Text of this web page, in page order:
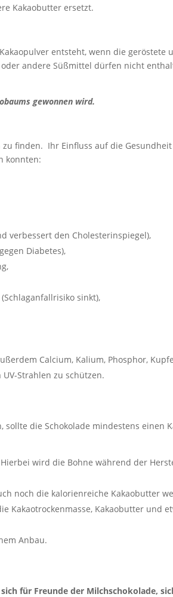
Kakaobutter ersetzt.
entsteht, wenn die geröstete
andere Süßmittel dürfen nicht
gewonnen wird.
finden. Ihr Einfluss auf die
konnten:
verbessert den Cholesterinspiegel),
Diabetes),
sinkt),
Calcium, Kalium, Phosphor,
Strahlen zu schützen.
die Schokolade mindestens einen
wird die Bohne während der
noch die kalorienreiche Kakaobutter
Kakaobutter und
Anbau.
für Freunde der Milchschokolade,